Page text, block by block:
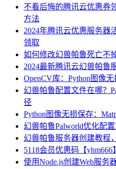
不看后悔的腾讯云优惠券
方法
2024年腾讯云优惠服务器
领取
如何修改幻兽帕鲁死亡不
2024最新腾讯云幻兽帕鲁
OpenCV库：Python图像
幻兽帕鲁配置文件在哪？
径
Python图像无损保存：
幻兽帕鲁Palworld优化配
幻兽帕鲁服务器创建教程
5118会员优惠码【
使用Node.js创建Web服务